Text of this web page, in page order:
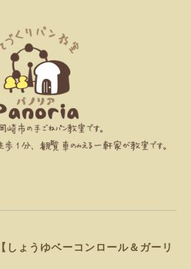
ょうゆベーコンロール＆ガーリ